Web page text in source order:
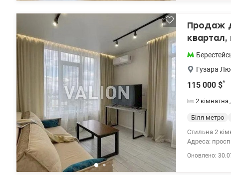
Продаж
Гузара
115 000 $*
2 кімнатна
Біля метро
Стильна 2
Адреса:
Оновлено: